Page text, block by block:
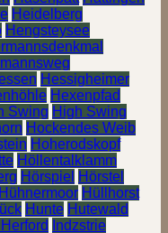
Heidelberg
Hengsteysee
Hessigheimer
Hexenpfad
Swing High Swing
Hockendes Weib
Hoherodskopf
Höllentalklamm
Hörspiel Hörstel
Hühnermoor Hüllhorst
Hunte Hutewald
Indzstrie